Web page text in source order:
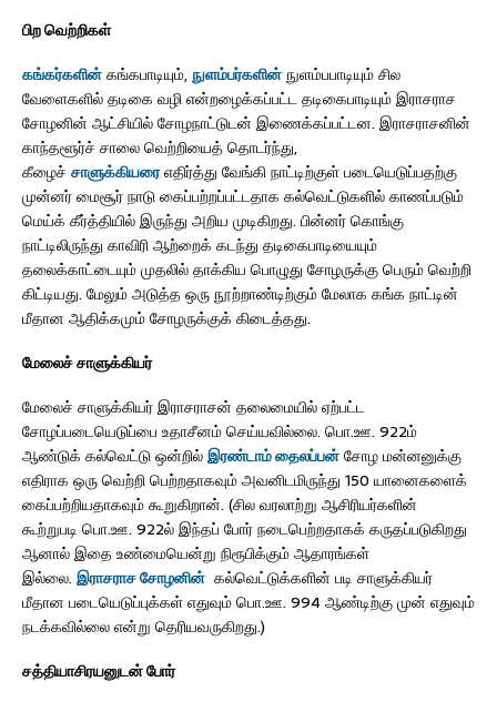
பிற வெற்றிகள்
கங்கர்களின்கங்கபாடியும்,நுளம்பர்களின் நுளம்பபாடியும் சில
வேளைகளில் தடிகை வழி என்றழைக்கப்பட்ட தடிகைபாடியும் இராசராச
சோழனின் ஆட்சியில் சோழநாட்டுடன் இணைக்கப்பட்டன. இராசராசனின்
காந்தளூர்ச் சாலை வெற்றியைத் தொடர்ந்து,
கீழைச் சாளுக்கியரைஎதிர்த்து வேங்கி நாட்டிற்குள் படையெடுப்பதற்கு
முன்னர் மைசூர் நாடு கைப்பற்றப்பட்டதாக கல்வெட்டுகளில் காணப்படும்
மெய்க் கீர்த்தியில் இருந்து அறிய முடிகிறது. பின்னர் கொங்கு
நாட்டிலிருந்து காவிரி ஆற்றைக் கடந்து தடிகைபாடியையும்
தலைக்காட்டையும் முதலில் தாக்கிய பொழுது சோழருக்கு பெரும் வெற்றி
கிட்டியது. மேலும் அடுத்த ஒரு நூற்றாண்டிற்கும் மேலாக கங்க நாட்டின்
மீதான ஆதிக்கமும் சோழருக்குக் கிடைத்தது.
மேலைச் சாளுக்கியர்
மேலைச் சாளுக்கியர் இராசராசன் தலைமையில் ஏற்பட்ட
சோழப்படையெடுப்பை உதாசீனம் செய்யவில்லை. பொ.ஊ. 922ம்
ஆண்டுக் கல்வெட்டு ஒன்றில்இரண்டாம் தைலப்பன்சோழ மன்னனுக்கு
எதிராக ஒரு வெற்றி பெற்றதாகவும் அவனிடமிருந்து 150 யானைகளைக்
கைப்பற்றியதாகவும் கூறுகிறான். (சில வரலாற்று ஆசிரியர்களின்
கூற்றுபடி பொ.ஊ. 922ல் இந்தப் போர் நடைபெற்றதாகக் கருதப்படுகிறது
ஆனால் இதை உண்மையென்று நிரூபிக்கும் ஆதாரங்கள்
இல்லை. இராசராச சோழனின் கல்வெட்டுக்களின் படி சாளுக்கியர்
மீதான படையெடுப்புக்கள் எதுவும் பொ.ஊ. 994 ஆண்டிற்கு முன் எதுவும்
நடக்கவில்லை என்று தெரியவருகிறது.)
சத்தியாசிரயனுடன் போர்